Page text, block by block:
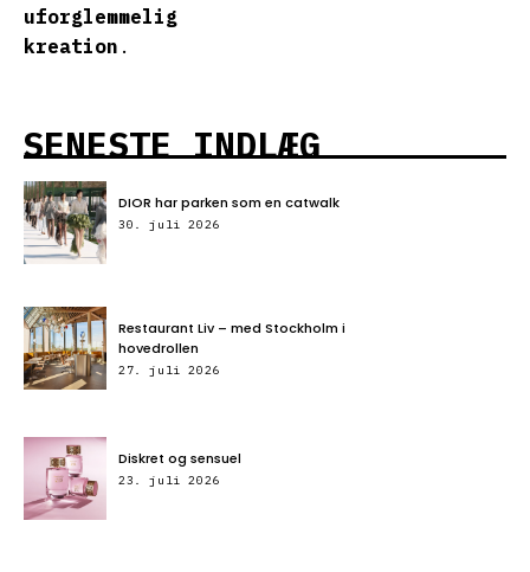
uforglemmelig
kreation .
SENESTE INDLÆG
DIOR har parken som en catwalk
30. juli 2026
Restaurant Liv – med Stockholm i
hovedrollen
27. juli 2026
Diskret og sensuel
23. juli 2026